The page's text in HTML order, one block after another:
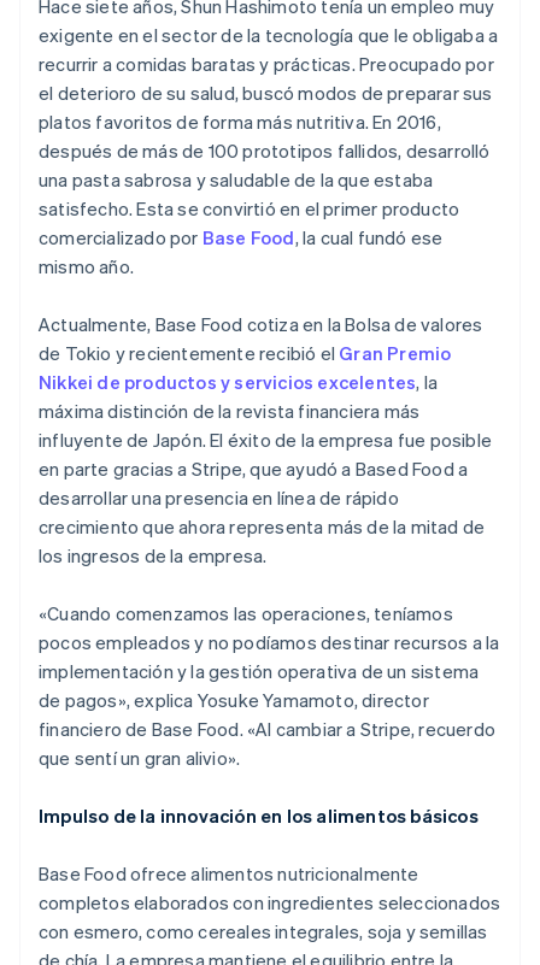
Radar
Prevención de fraude
Atlas
Constitución de una startup
Climate
Eliminación de dióxido de carbono
Identity
Verificación de identidad en línea
Sesiones de Stripe 2026
Descubre cómo Stripe construye la infraestructura
Mirar ahora
Ecosistema
Socios
Stripe App Marketplace
Hace siete años, Shun Hashimoto tenía un empleo muy
exigente en el sector de la tecnología que le obligaba a
recurrir a comidas baratas y prácticas. Preocupado por
el deterioro de su salud, buscó modos de preparar sus
platos favoritos de forma más nutritiva. En 2016,
después de más de 100 prototipos fallidos, desarrolló
una pasta sabrosa y saludable de la que estaba
satisfecho. Esta se convirtió en el primer producto
comercializado por Base Food, la cual fundó ese
mismo año.
Actualmente, Base Food cotiza en la Bolsa de valores
de Tokio y recientemente recibió el Gran Premio
Nikkei de productos y servicios excelentes, la
máxima distinción de la revista financiera más
influyente de Japón. El éxito de la empresa fue posible
en parte gracias a Stripe, que ayudó a Based Food a
desarrollar una presencia en línea de rápido
crecimiento que ahora representa más de la mitad de
los ingresos de la empresa.
«Cuando comenzamos las operaciones, teníamos
pocos empleados y no podíamos destinar recursos a la
implementación y la gestión operativa de un sistema
de pagos», explica Yosuke Yamamoto, director
financiero de Base Food. «Al cambiar a Stripe, recuerdo
que sentí un gran alivio».
Impulso de la innovación en los alimentos básicos
Base Food ofrece alimentos nutricionalmente
completos elaborados con ingredientes seleccionados
con esmero, como cereales integrales, soja y semillas
de chía. La empresa mantiene el equilibrio entre la